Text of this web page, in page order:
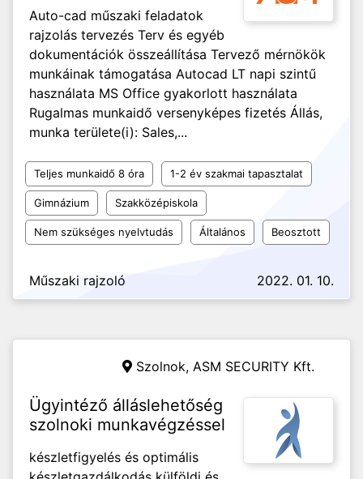
Auto-cad műszaki feladatok
rajzolás tervezés Terv és egyéb
dokumentációk összeállítása Tervező mérnökök
munkáinak támogatása Autocad LT napi szintű
használata MS Office gyakorlott használata
Rugalmas munkaidő versenyképes fizetés Állás,
munka területe(i): Sales,...
Teljes munkaidő 8 óra 1-2 év szakmai tapasztalat
Gimnázium Szakközépiskola
Nem szükséges nyelvtudás Általános Beosztott
Műszaki rajzoló 2022. 01. 10.
Szolnok, ASM SECURITY Kft.
Ügyintéző álláslehetőség
szolnoki munkavégzéssel
készletfigyelés és optimális